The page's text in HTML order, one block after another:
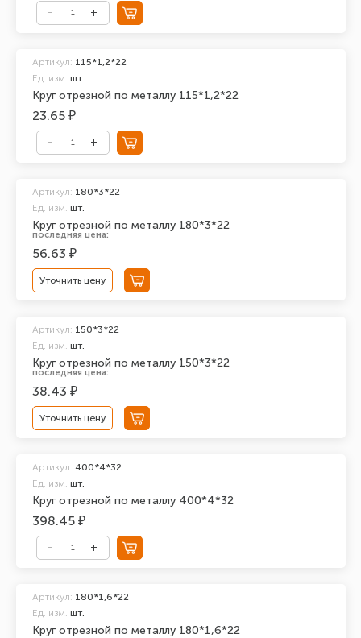
Круг отрезной по металлу 115*1,2*22
Артикул: 115*1,2*22
Ед. изм. шт.
23.65 ₽
Круг отрезной по металлу 180*3*22
Артикул: 180*3*22
Ед. изм. шт.
последняя цена:
56.63 ₽
Уточнить цену
Круг отрезной по металлу 150*3*22
Артикул: 150*3*22
Ед. изм. шт.
последняя цена:
38.43 ₽
Уточнить цену
Круг отрезной по металлу 400*4*32
Артикул: 400*4*32
Ед. изм. шт.
398.45 ₽
Круг отрезной по металлу 180*1,6*22
Артикул: 180*1,6*22
Ед. изм. шт.